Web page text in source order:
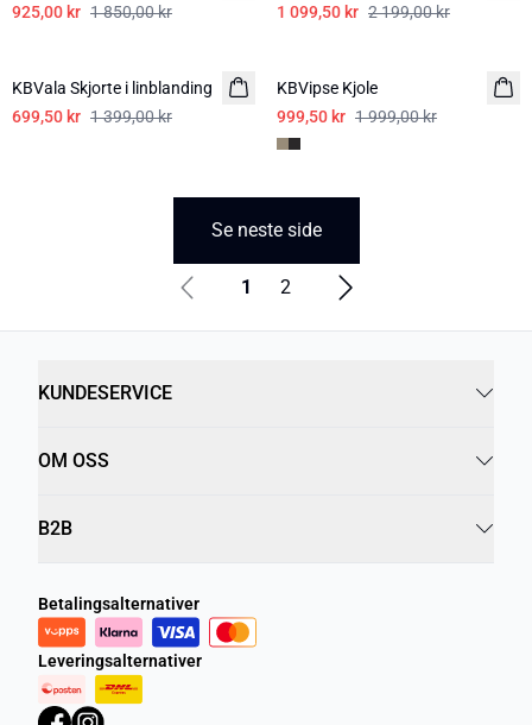
925,00 kr 1 850,00 kr
1 099,50 kr 2 199,00 kr
KBVala Skjorte i linblanding
699,50 kr 1 399,00 kr
KBVipse Kjole
999,50 kr 1 999,00 kr
Se neste side
1 2
KUNDESERVICE
OM OSS
B2B
Betalingsalternativer
Leveringsalternativer